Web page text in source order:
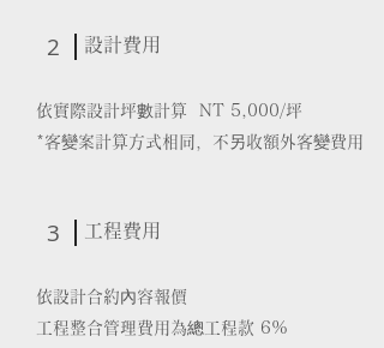
2 設計費用
依實際設計坪數計算 NT 5,000/坪
​*客變案計算方式相同，不另收額外客變費用
3 工程費用
依設計合約內容報價
工程整合管理費用為總工程款 6%